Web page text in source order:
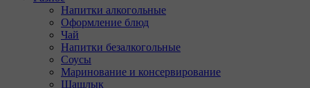
Напитки алкогольные
Оформление блюд
Чай
Напитки безалкогольные
Соусы
Маринование и консервирование
Шашлык